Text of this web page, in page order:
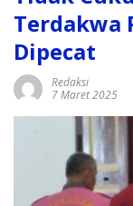
Terdakwa
Dipecat
Redaksi
7 Maret 2025